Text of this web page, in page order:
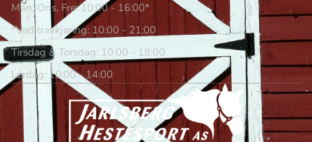
Man, Ons, Fre: 10:00 - 16:00*
*Ved travkjøring: 10:00 - 21:00
Tirsdag & Torsdag: 10:00 - 18:00
Lørdag: 10:00 - 14:00